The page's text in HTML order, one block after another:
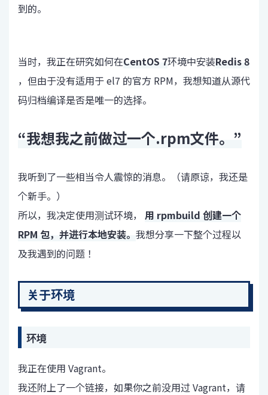
到的。
当时，我正在研究如何在CentOS 7环境中安装Redis 8
，但由于没有适用于 el7 的官方 RPM，我想知道从源代
码归档编译是否是唯一的选择。
“我想我之前做过一个.rpm文件。”
我听到了一些相当令人震惊的消息。（请原谅，我还是
个新手。）
所以，我决定使用测试环境， 用 rpmbuild 创建一个
RPM 包，并进行本地安装。 我想分享一下整个过程以
及我遇到的问题！
关于环境
环境
我正在使用 Vagrant。
我还附上了一个链接，如果你之前没用过 Vagrant，请